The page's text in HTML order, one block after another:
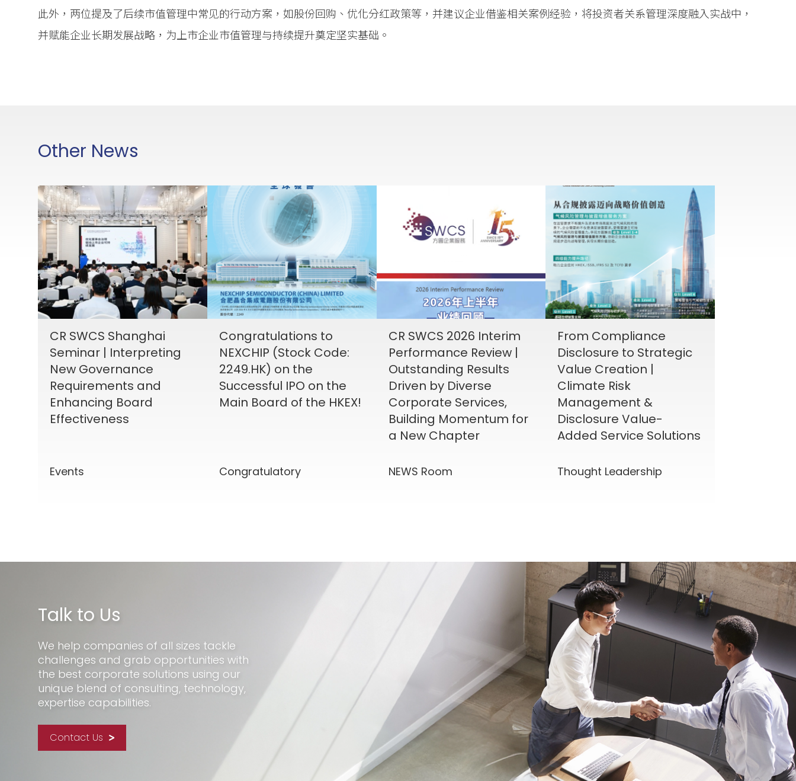
此外，两位提及了后续市值管理中常见的行动方案，如股份回购、优化分红政策等，并建议企业借鉴相关案例经验，将投资者关系管理深度融入实战中，
并赋能企业长期发展战略，为上市企业市值管理与持续提升奠定坚实基础。
Other News
CR SWCS Shanghai
Seminar | Interpreting
New Governance
Requirements and
Enhancing Board
Effectiveness
Events
Congratulations to
NEXCHIP (Stock Code:
2249.HK) on the
Successful IPO on the
Main Board of the HKEX!
Congratulatory
CR SWCS 2026 Interim
Performance Review |
Outstanding Results
Driven by Diverse
Corporate Services,
Building Momentum for
a New Chapter
NEWS Room
From Compliance
Disclosure to Strategic
Value Creation |
Climate Risk
Management &
Disclosure Value-
Added Service Solutions
Thought Leadership
Talk to Us
We help companies of all sizes tackle
challenges and grab opportunities with
the best corporate solutions using our
unique blend of consulting, technology,
expertise capabilities.
Contact Us